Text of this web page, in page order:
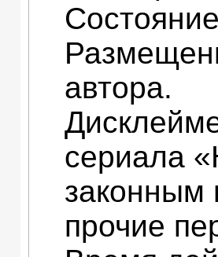
автора.
сериала
законным
прочие